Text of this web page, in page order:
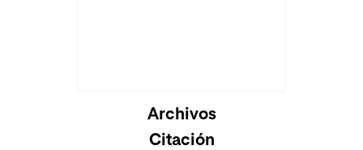
Archivos
Citación